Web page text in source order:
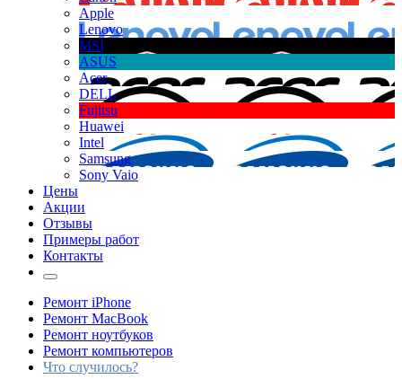
Apple
Lenovo
MSI
ASUS
Acer
DELL
Fujitsu
Huawei
Intel
Samsung
Sony Vaio
Цены
Акции
Отзывы
Примеры работ
Контакты
Ремонт iPhone
Ремонт MacBook
Ремонт ноутбуков
Ремонт компьютеров
Что случилось?